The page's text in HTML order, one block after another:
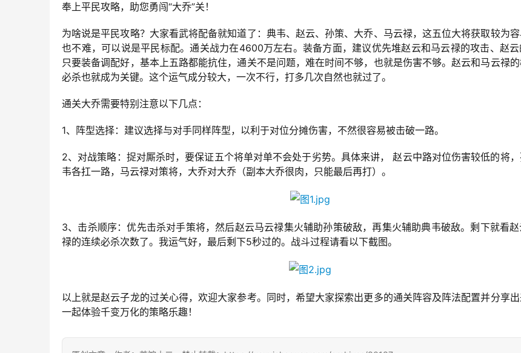
奉上平民攻略，助您勇闯“大乔”关！
为啥说是平民攻略？大家看武将配备就知道了：典韦、赵云、孙策、大乔、马云禄，这五位大将获取较为
也不难，可以说是平民标配。通关战力在4600万左右。装备方面，建议优先堆赵云和马云禄的攻击、赵云
只要装备调配好，基本上五路都能抗住，通关不是问题，难在时间不够，也就是伤害不够。赵云和马云禄
必杀也就成为关键。这个运气成分较大，一次不行，打多几次自然也就过了。
通关大乔需要特别注意以下几点：
1、阵型选择：建议选择与对手同样阵型，以利于对位分摊伤害，不然很容易被击破一路。
2、对战策略：捉对厮杀时，要保证五个将单对单不会处于劣势。具体来讲， 赵云中路对位伤害较低的将
韦各扛一路，马云禄对策将，大乔对大乔（副本大乔很肉，只能最后再打）。
3、击杀顺序：优先击杀对手策将，然后赵云马云禄集火辅助孙策破敌，再集火辅助典韦破敌。剩下就看
禄的连续必杀次数了。我运气好，最后剩下5秒过的。战斗过程请看以下截图。
以上就是赵云子龙的过关心得，欢迎大家参考。同时，希望大家探索出更多的通关阵容及阵法配置并分享
一起体验千变万化的策略乐趣！